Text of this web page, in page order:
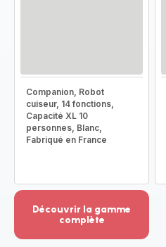
Companion, Robot
cuiseur, 14 fonctions,
Capacité XL 10
personnes, Blanc,
Fabriqué en France
Découvrir la gamme
complète